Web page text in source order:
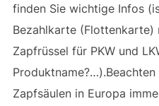
finden Sie wichtige Infos
Bezahlkarte
Zapfrüssel für PKW und
Produktname?…).Beachten
Zapfsäulen in Europa